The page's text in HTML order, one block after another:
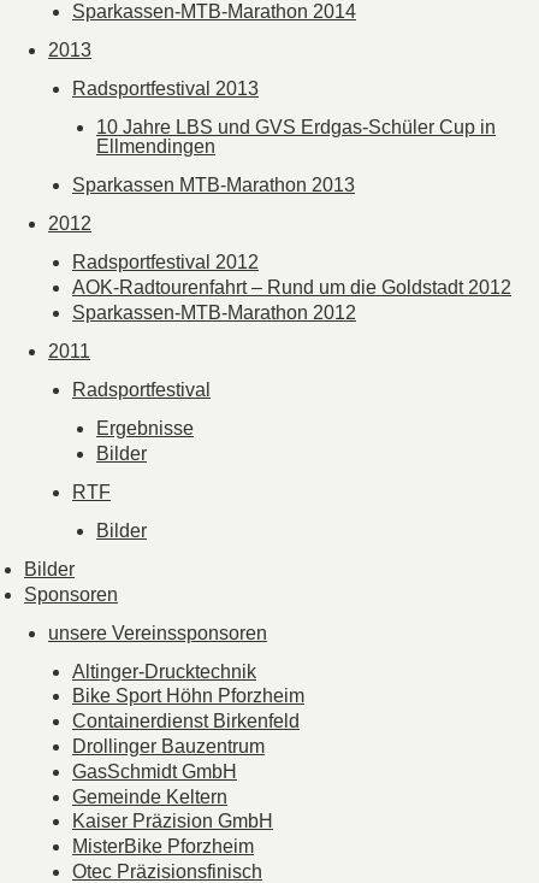
Sparkassen-MTB-Marathon 2014
2013
Radsportfestival 2013
10 Jahre LBS und GVS Erdgas-Schüler Cup in
Ellmendingen
Sparkassen MTB-Marathon 2013
2012
Radsportfestival 2012
AOK-Radtourenfahrt – Rund um die Goldstadt 2012
Sparkassen-MTB-Marathon 2012
2011
Radsportfestival
Ergebnisse
Bilder
RTF
Bilder
Bilder
Sponsoren
unsere Vereinssponsoren
Altinger-Drucktechnik
Bike Sport Höhn Pforzheim
Containerdienst Birkenfeld
Drollinger Bauzentrum
GasSchmidt GmbH
Gemeinde Keltern
Kaiser Präzision GmbH
MisterBike Pforzheim
Otec Präzisionsfinisch